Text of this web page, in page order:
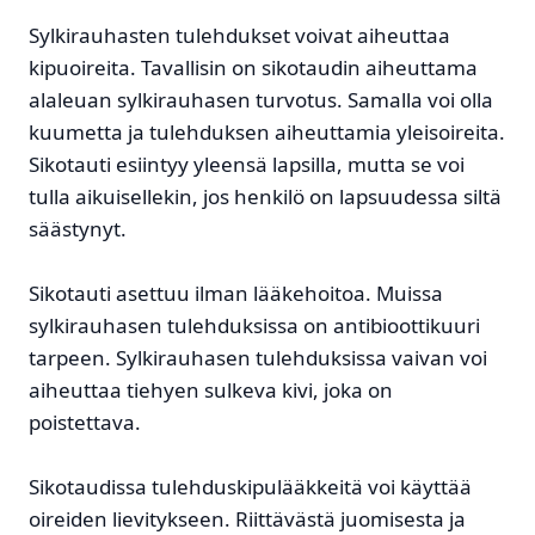
Sylkirauhasten tulehdukset voivat aiheuttaa
kipuoireita. Tavallisin on sikotaudin aiheuttama
alaleuan sylkirauhasen turvotus. Samalla voi olla
kuumetta ja tulehduksen aiheuttamia yleisoireita.
Sikotauti esiintyy yleensä lapsilla, mutta se voi
tulla aikuisellekin, jos henkilö on lapsuudessa siltä
säästynyt.
Sikotauti asettuu ilman lääkehoitoa. Muissa
sylkirauhasen tulehduksissa on antibioottikuuri
tarpeen. Sylkirauhasen tulehduksissa vaivan voi
aiheuttaa tiehyen sulkeva kivi, joka on
poistettava.
Sikotaudissa tulehduskipulääkkeitä voi käyttää
oireiden lievitykseen. Riittävästä juomisesta ja